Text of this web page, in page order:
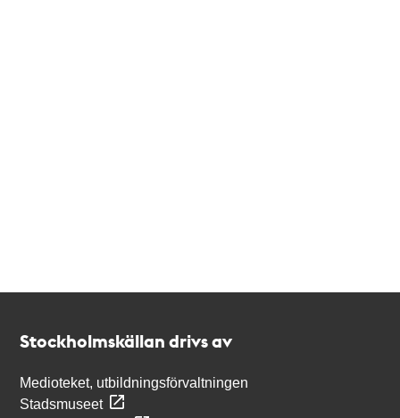
Stockholmskällan drivs av
Medioteket, utbildningsförvaltningen
Stadsmuseet